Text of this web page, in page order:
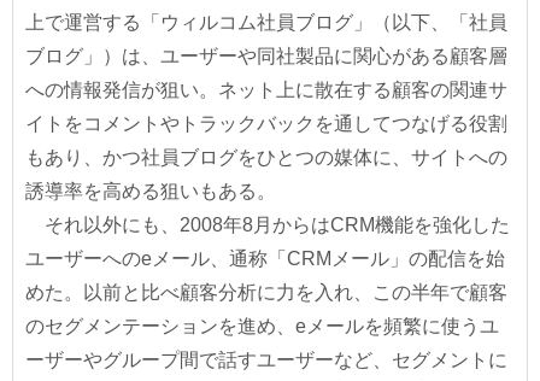
上で運営する「ウィルコム社員ブログ」（以下、「社員
ブログ」）は、ユーザーや同社製品に関心がある顧客層
への情報発信が狙い。ネット上に散在する顧客の関連サ
イトをコメントやトラックバックを通してつなげる役割
もあり、かつ社員ブログをひとつの媒体に、サイトへの
誘導率を高める狙いもある。
それ以外にも、2008年8月からはCRM機能を強化した
ユーザーへのeメール、通称「CRMメール」の配信を始
めた。以前と比べ顧客分析に力を入れ、この半年で顧客
のセグメンテーションを進め、eメールを頻繁に使うユ
ーザーやグループ間で話すユーザーなど、セグメントに